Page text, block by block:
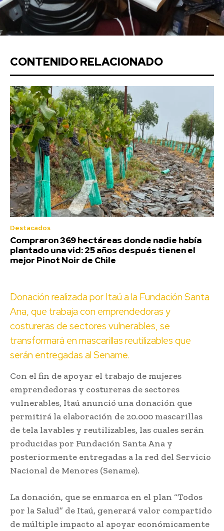
CONTENIDO RELACIONADO
Destacados
Compraron 369 hectáreas donde nadie había
plantado una vid: 25 años después tienen el
mejor Pinot Noir de Chile
Donación realizada por Itaú a la Fundación Santa
Ana, que trabaja con emprendedoras y
costureras de sectores vulnerables, se
transformará en mascarillas reutilizables que
serán entregadas al Sename.
Con el fin de apoyar el trabajo de mujeres
emprendedoras y costureras de sectores
vulnerables, Itaú anunció una donación que
permitirá la elaboración de 20.000 mascarillas
de tela lavables y reutilizables, las cuales serán
producidas por Fundación Santa Ana y
posteriormente entregadas a la red del Servicio
Nacional de Menores (Sename).
La donación, que se enmarca en el plan “Todos
por la Salud” de Itaú, generará valor compartido
de múltiple impacto al apoyar económicamente